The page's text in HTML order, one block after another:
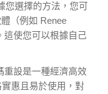
您選擇的方法，您可
（例如 Renee
這使您可以根據自己
重設是一種經濟高效
惠且易於使用，對